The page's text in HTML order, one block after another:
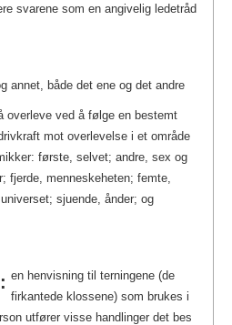
svarene som en angivelig ledetråd
annet, både det ene og det andre
overleve ved å følge en bestemt
mot overlevelse i et område
første, selvet; andre, sex og
fjerde, menneskeheten; femte,
sjuende, ånder; og
en henvisning til terningene (de
firkantede klossene) som brukes i
utfører visse handlinger det bes